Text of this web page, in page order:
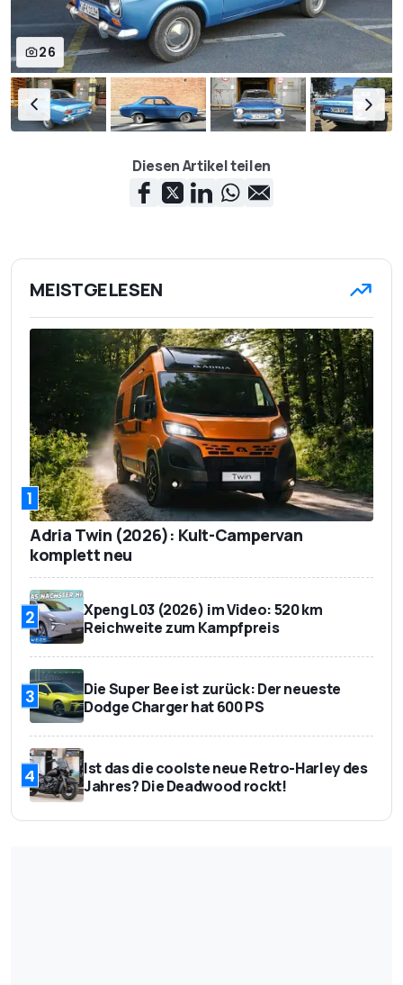
26
Diesen Artikel teilen
MEISTGELESEN
1
Adria Twin (2026): Kult-Campervan
komplett neu
2
Xpeng L03 (2026) im Video: 520 km
Reichweite zum Kampfpreis
3
Die Super Bee ist zurück: Der neueste
Dodge Charger hat 600 PS
4
Ist das die coolste neue Retro-Harley des
Jahres? Die Deadwood rockt!